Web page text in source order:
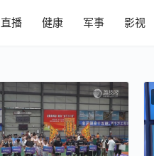
直播 健康 军事 影视